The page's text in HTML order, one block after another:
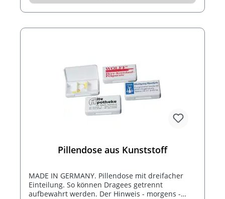
Unternehmen optimal zu präsentieren. Durch die
Ihren Kunden im Gedächtnis. Vertrauen Sie auf
die Qualität und Präzision des Foto-Dia-Lineals
"Made in Germany" und überzeugen Sie sich
selbst von den zahlreichen Vorteilen dieses
hochwertigen Werbegeschenks.
Pillendose aus Kunststoff
MADE IN GERMANY. Pillendose mit dreifacher
Einteilung. So können Dragees getrennt
aufbewahrt werden. Der Hinweis - morgens -